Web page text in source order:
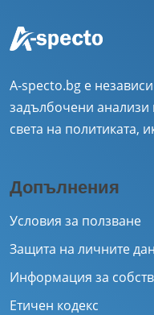
A-specto.bg е
задълбочени анализи
света на политиката,
Допълнения
Условия за ползване
Защита на личните
Информация за
Етичен кодекс